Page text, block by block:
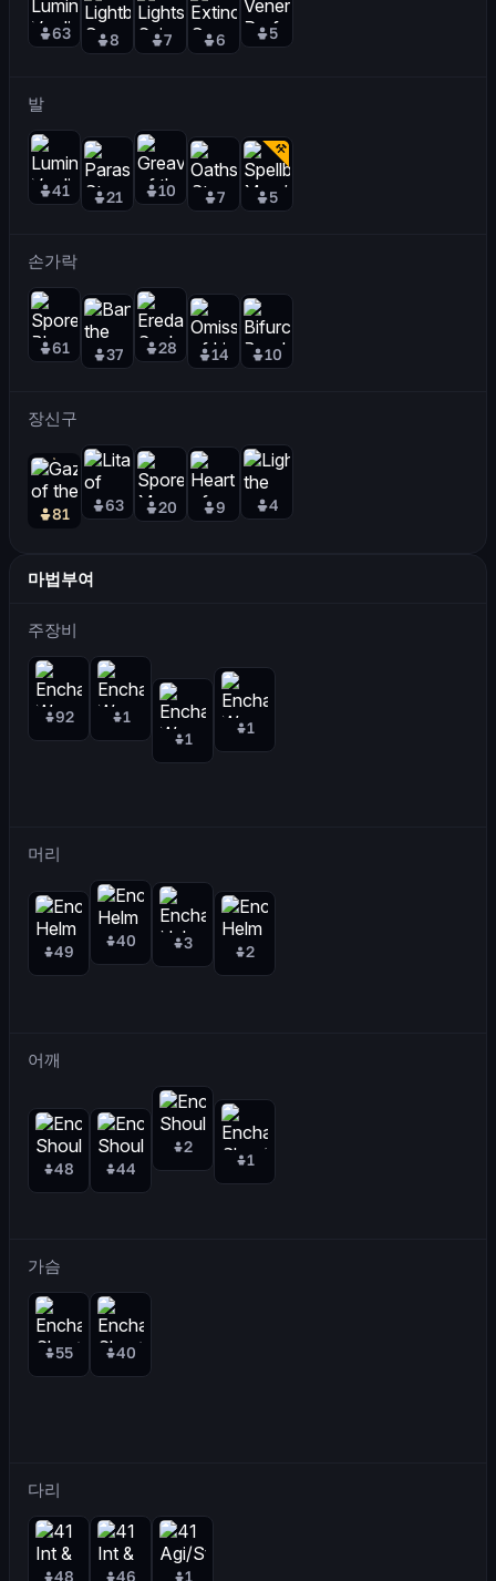
63 8 7 6 5
발
41 21 10 7 5
손가락
61 37 28 14 10
장신구
81 63 20 9 4
마법부여
주장비
92
1
1
1
머리
49
40 3 2
어깨
48 44
2
1
가슴
55 40
다리
48 46 1